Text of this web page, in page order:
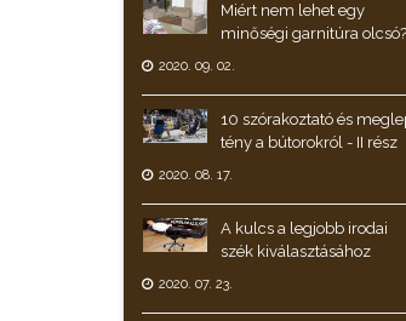
Miért nem lehet egy
minőségi garnitúra olcsó?
2020. 09. 02.
10 szórakoztató és
tény a bútorokról - II rész
2020. 08. 17.
A kulcs a legjobb irodai
szék kiválasztásához
2020. 07. 23.